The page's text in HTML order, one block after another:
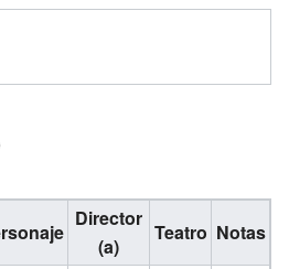
Director
(a)
Teatro Notas